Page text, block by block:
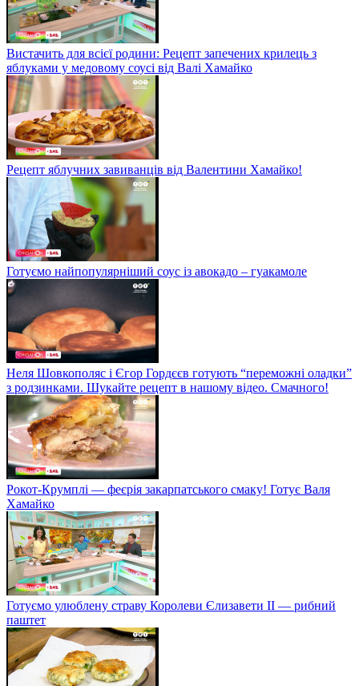
Вистачить для всієї родини: Рецепт запечених крилець з
яблуками у медовому соусі від Валі Хамайко
Рецепт яблучних завиванців від Валентини Хамайко!
Готуємо найпопулярніший соус із авокадо – гуакамоле
Неля Шовкополяс і Єгор Гордєєв готують “переможні оладки”
з родзинками. Шукайте рецепт в нашому відео. Смачного!
Рокот-Крумплі — феєрія закарпатського смаку! Готує Валя
Хамайко
Готуємо улюблену страву Королеви Єлизавети II — рибний
паштет